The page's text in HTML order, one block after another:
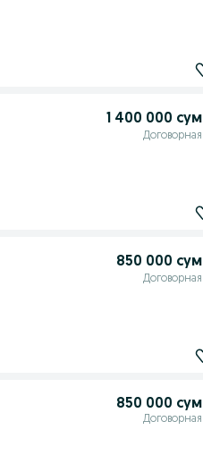
1 400 000 сум
Договорная
850 000 сум
Договорная
850 000 сум
Договорная